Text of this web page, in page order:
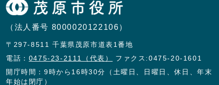
（法人番号 8000020122106）
〒297-8511 千葉県茂原市道表1番地
電話： 0475-23-2111（代表）
ファクス:0475-20-1601
開庁時間：9時から16時30分（土曜日、日曜日、休日、年末
年始は閉庁）